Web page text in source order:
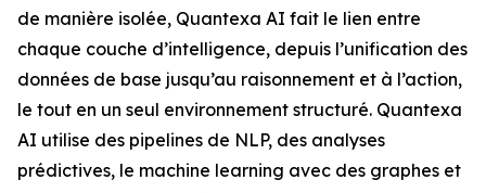
de manière isolée, Quantexa AI fait le lien entre
chaque couche d’intelligence, depuis l’unification des
données de base jusqu’au raisonnement et à l’action,
le tout en un seul environnement structuré. Quantexa
AI utilise des pipelines de NLP, des analyses
prédictives, le machine learning avec des graphes et